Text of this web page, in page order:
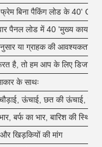
बिना पैकिंग लोड के 40' OT
पैनल लोड में 40 'मुख्य कार्यालय!
या ग्राहक की आवश्यकता के
है, तो हम आप के लिए डिजाइन,
के साथः
ऊंचाई, छत की ऊंचाई, छत
बर्फ का भार, बारिश की
खिड़कियों की मांग